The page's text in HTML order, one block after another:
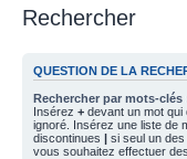
Rechercher
QUESTION DE LA
Rechercher par mots-clés
Insérez + devant un mot qui
ignoré. Insérez une liste de
discontinues | si seul un
vous souhaitez effectuer